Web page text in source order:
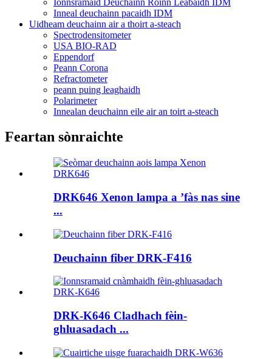
Inneal deuchainn pacaidh IDM
Uidheam deuchainn air a thoirt a-steach
Spectrodensitometer
USA BIO-RAD
Eppendorf
Peann Corona
Refractometer
peann puing leaghaidh
Polarimeter
Innealan deuchainn eile air an toirt a-steach
Feartan sònraichte
DRK646 Xenon lampa a ’fàs nas sine
...
Deuchainn fiber DRK-F416
DRK-K646 Cladhach fèin-
ghluasadach ...